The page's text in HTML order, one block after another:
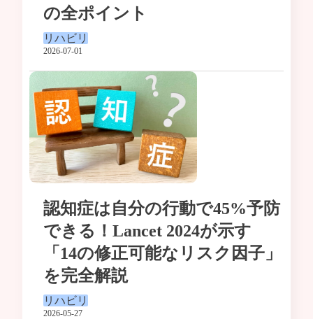
の全ポイント
リハビリ
2026-07-01
認知症は自分の行動で45%予防
できる！Lancet 2024が示す
「14の修正可能なリスク因子」
を完全解説
リハビリ
2026-05-27